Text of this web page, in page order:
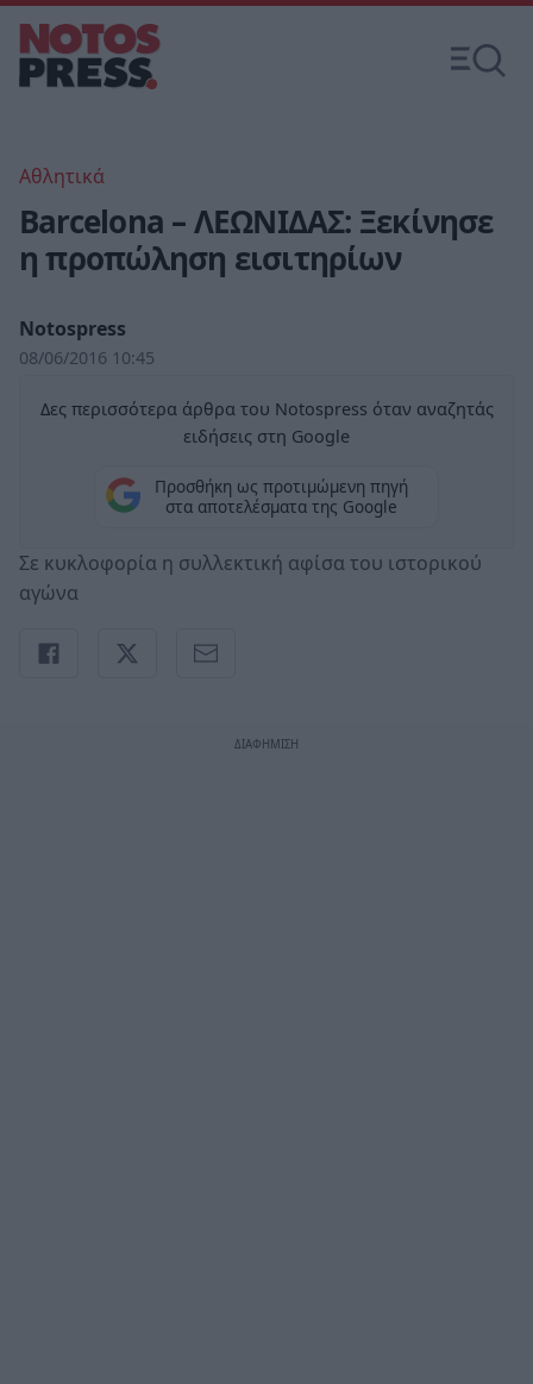
Αθλητικά
Barcelona – ΛΕΩΝΙΔΑΣ: Ξεκίνησε
η προπώληση εισιτηρίων
Notospress
08/06/2016 10:45
Δες περισσότερα άρθρα του Notospress όταν αναζητάς
ειδήσεις στη Google
Προσθήκη ως προτιμώμενη πηγή
στα αποτελέσματα της Google
Σε κυκλοφορία η συλλεκτική αφίσα του ιστορικού
αγώνα